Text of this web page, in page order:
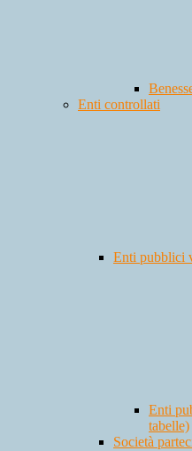
Enti controllati
Enti pubblici
Enti
tabelle)
Società